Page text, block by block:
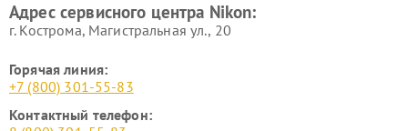
Адрес сервисного центра Nikon:
г. Кострома, Магистральная ул., 20
Горячая линия:
+7 (800) 301-55-83
Контактный телефон: